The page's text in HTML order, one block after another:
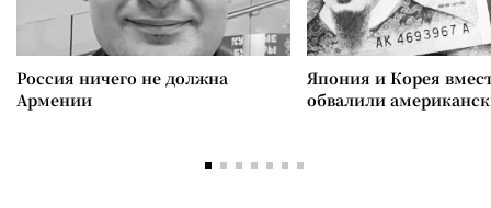
Россия ничего не должна
Армении
Япония и Корея
обвалили